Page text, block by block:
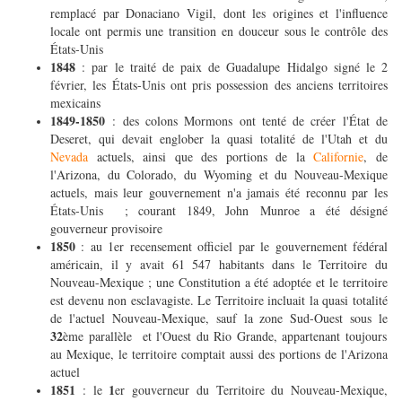
remplacé par Donaciano Vigil, dont les origines et l'influence
locale ont permis une transition en douceur sous le contrôle des
États-Unis
1848 : par le traité de paix de Guadalupe Hidalgo signé le 2
février, les États-Unis ont pris possession des anciens territoires
mexicains
1849-1850 : des colons Mormons ont tenté de créer l'État de
Deseret, qui devait englober la quasi totalité de l'Utah et du
Nevada actuels, ainsi que des portions de laCalifornie, de
l'Arizona, du Colorado, du Wyoming et du Nouveau-Mexique
actuels, mais leur gouvernement n'a jamais été reconnu par les
États-Unis ; courant 1849, John Munroe a été désigné
gouverneur provisoire
1850 : au 1er recensement officiel par le gouvernement fédéral
américain, il y avait 61 547 habitants dans le Territoire du
Nouveau-Mexique ; une Constitution a été adoptée et le territoire
est devenu non esclavagiste. Le Territoire incluait la quasi totalité
de l'actuel Nouveau-Mexique, sauf la zone Sud-Ouest sous le
32ème parallèle et l'Ouest du Rio Grande, appartenant toujours
au Mexique, le territoire comptait aussi des portions de l'Arizona
actuel
1851 : le 1er gouverneur du Territoire du Nouveau-Mexique,